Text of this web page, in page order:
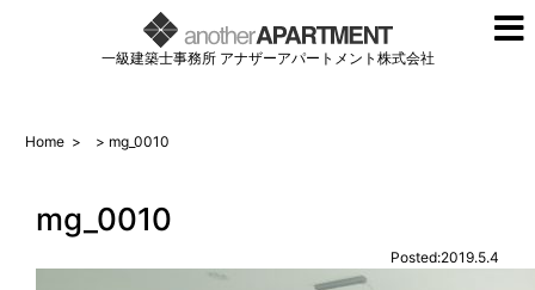
一級建築士事務所 アナザーアパートメント株式会社
Home > > mg_0010
mg_0010
Posted:2019.5.4